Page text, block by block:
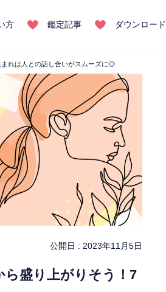
方 鑑定記事 ダウンロード
れは人との話し合いがスムーズに◎
公開日 : 2023年11月5日
ら盛り上がりそう！7